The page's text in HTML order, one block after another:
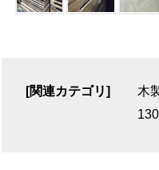
[関連カテゴリ]
木